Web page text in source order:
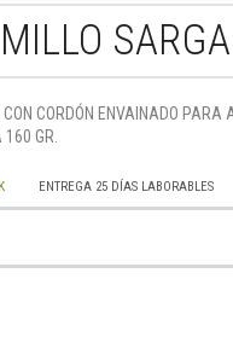
SARGA
CORDÓN ENVAINADO PARA
GR.
ENTREGA 25 DÍAS LABORABLES